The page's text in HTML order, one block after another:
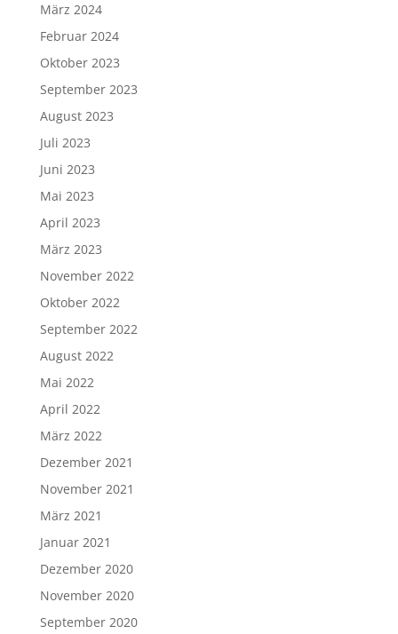
März 2024
Februar 2024
Oktober 2023
September 2023
August 2023
Juli 2023
Juni 2023
Mai 2023
April 2023
März 2023
November 2022
Oktober 2022
September 2022
August 2022
Mai 2022
April 2022
März 2022
Dezember 2021
November 2021
März 2021
Januar 2021
Dezember 2020
November 2020
September 2020